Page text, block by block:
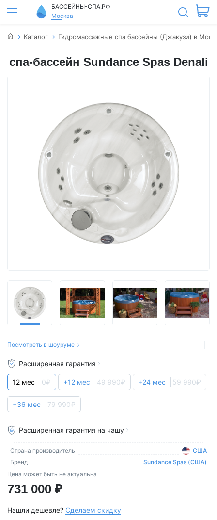
БАССЕЙНЫ-СПА.РФ
Москва
Каталог Гидромассажные спа бассейны (Джакузи) в
спа-бассейн Sundance Spas Denali
Посмотреть в шоуруме
Цена может быть не актуальна
731 000 ₽
Нашли дешевле? Сделаем скидку
Расширенная гарантия
12 мес 0₽ +12 мес 49 990₽ +24 мес 59 990₽
+36 мес 79 990₽
Расширенная гарантия на чашу
Страна производитель
США
Бренд
Sundance Spas (США)